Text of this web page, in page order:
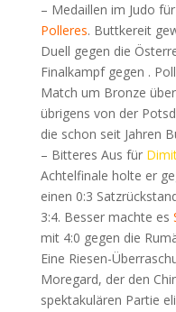
– Medaillen im Judo für
Polleres. Buttkereit
Duell gegen die
Finalkampf gegen .
Match um Bronze
übrigens von der
die schon seit Jahren
– Bitteres Aus für
Achtelfinale holte er
einen 0:3
3:4. Besser machte es
mit 4:0 gegen die
Eine Riesen-
Moregard, der den
spektakulären Partie